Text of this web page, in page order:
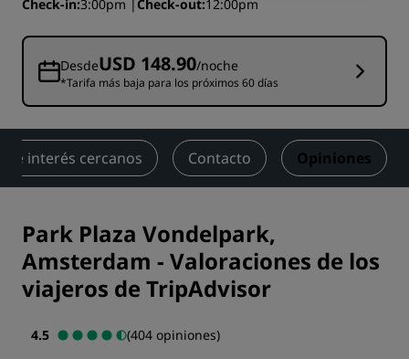
Check-in 3:00pm Check-out 12:00pm
DesdeUSD 148.90/noche
*Tarifa más baja para los próximos 60 días
de interés cercanos Contacto Opiniones
Park Plaza Vondelpark,
Amsterdam - Valoraciones de los
viajeros de TripAdvisor
4.5 (404 opiniones)